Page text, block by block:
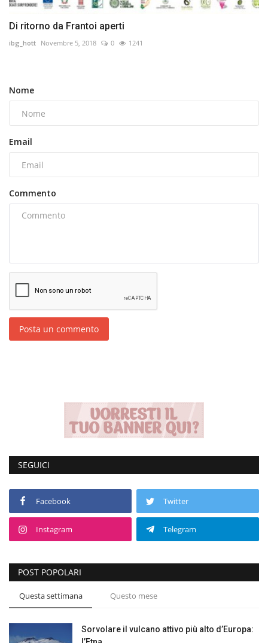
Di ritorno da Frantoi aperti
ibg_hott Novembre 5, 2018 0 1241
Nome
Email
Commento
Posta un commento
SEGUICI
Facebook Twitter
Instagram Telegram
POST POPOLARI
Questa settimana Questo mese
Sorvolare il vulcano attivo più alto d’Europa: